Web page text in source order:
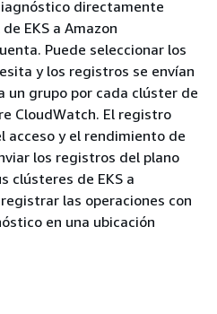
directamente
EKS a Amazon
Puede seleccionar los
y los registros se envían
un grupo por cada clúster de
CloudWatch. El registro
acceso y el rendimiento de
los registros del plano
clústeres de EKS a
las operaciones con
en una ubicación